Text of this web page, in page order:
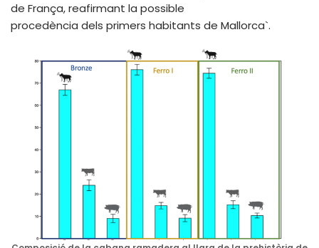
de França, reafirmant la possible
procedència dels primers habitants de Mallorca`.